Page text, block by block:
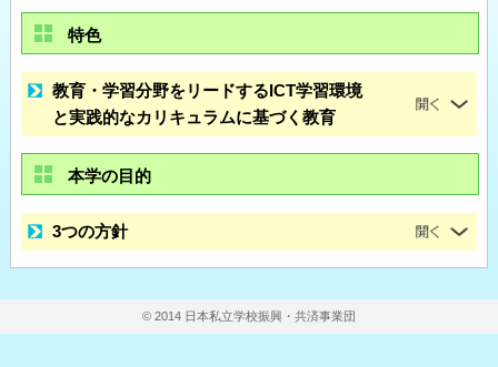
特色
教育・学習分野をリードするICT学習環境
と実践的なカリキュラムに基づく教育
本学の目的
3つの方針
© 2014 日本私立学校振興・共済事業団